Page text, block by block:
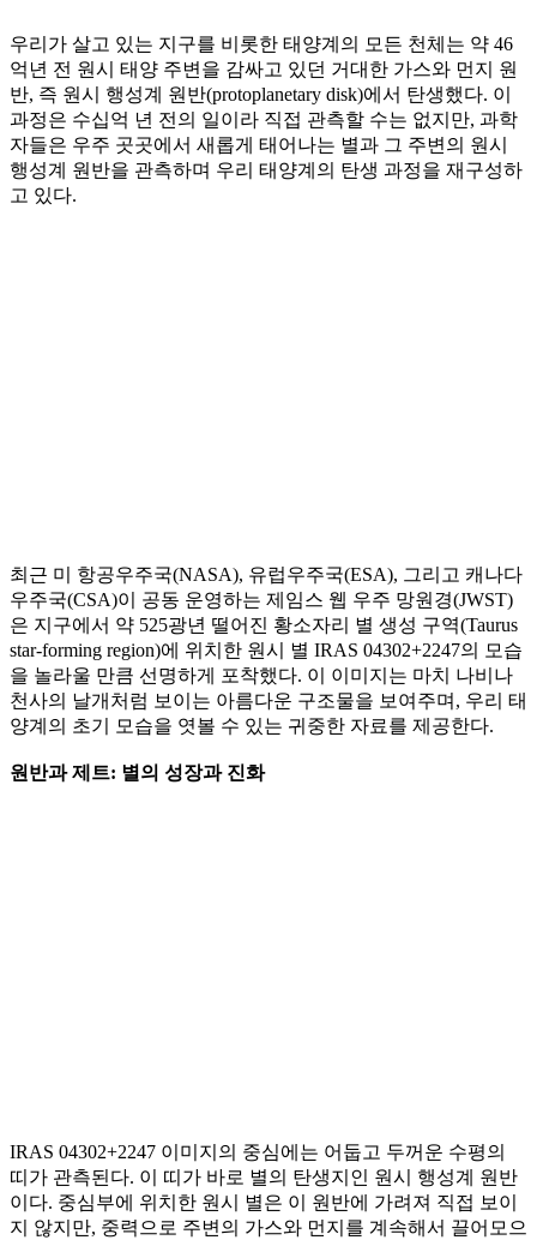
우리가 살고 있는 지구를 비롯한 태양계의 모든 천체는 약 46
억년 전 원시 태양 주변을 감싸고 있던 거대한 가스와 먼지 원
반, 즉 원시 행성계 원반(protoplanetary disk)에서 탄생했다. 이
과정은 수십억 년 전의 일이라 직접 관측할 수는 없지만, 과학
자들은 우주 곳곳에서 새롭게 태어나는 별과 그 주변의 원시
행성계 원반을 관측하며 우리 태양계의 탄생 과정을 재구성하
고 있다.
최근 미 항공우주국(NASA), 유럽우주국(ESA), 그리고 캐나다
우주국(CSA)이 공동 운영하는 제임스 웹 우주 망원경(JWST)
은 지구에서 약 525광년 떨어진 황소자리 별 생성 구역(Taurus
star-forming region)에 위치한 원시 별 IRAS 04302+2247의 모습
을 놀라울 만큼 선명하게 포착했다. 이 이미지는 마치 나비나
천사의 날개처럼 보이는 아름다운 구조물을 보여주며, 우리 태
양계의 초기 모습을 엿볼 수 있는 귀중한 자료를 제공한다.
원반과 제트: 별의 성장과 진화
IRAS 04302+2247 이미지의 중심에는 어둡고 두꺼운 수평의
띠가 관측된다. 이 띠가 바로 별의 탄생지인 원시 행성계 원반
이다. 중심부에 위치한 원시 별은 이 원반에 가려져 직접 보이
지 않지만, 중력으로 주변의 가스와 먼지를 계속해서 끌어모으